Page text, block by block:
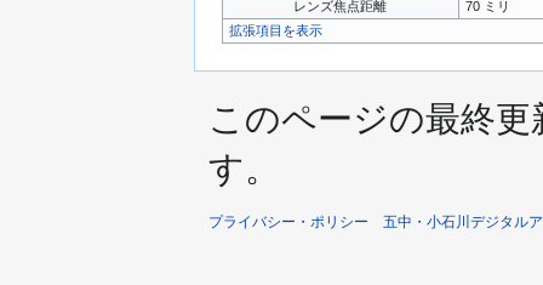
レンズ焦点距離
70 ミリ
拡張項目を表示
このページの最終
す。
プライバシー・ポリシー 五中・小石川デジタル